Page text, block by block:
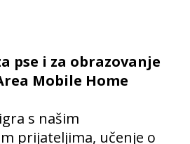
pse i za obrazovanje
Mobile Home
s našim
prijateljima, učenje o